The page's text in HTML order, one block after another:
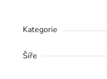
Kategorie
Šíře